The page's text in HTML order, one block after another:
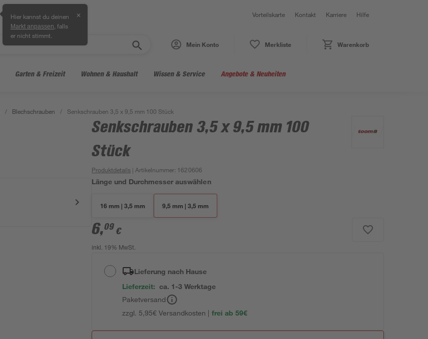
Hier kannst du deinen
Markt anpassen , falls
er nicht stimmt.
✕ Vorteilskarte Kontakt Karriere Hilfe
Mein Konto Merkliste Warenkorb
Garten & Freizeit Wohnen & Haushalt Wissen & Service Angebote & Neuheiten
/ Blechschrauben / Senkschrauben 3,5 x 9,5 mm 100 Stück
Senkschrauben 3,5 x 9,5 mm 100
Stück
Produktdetails | Artikelnummer: 1620606
Länge und Durchmesser auswählen
16 mm | 3,5 mm 9,5 mm | 3,5 mm
6,09 €
inkl. 19% MwSt.
Lieferung nach Hause
Lieferzeit: ca. 1-3 Werktage
Paketversand
zzgl. 5,95€ Versandkosten | frei ab 59€